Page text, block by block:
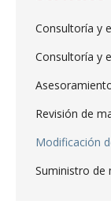
Consultoría y
Consultoría y
Revisión de
Modificación
Suministro de